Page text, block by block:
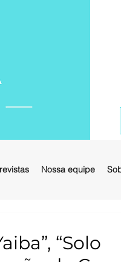
Nossa equipe
“Solo